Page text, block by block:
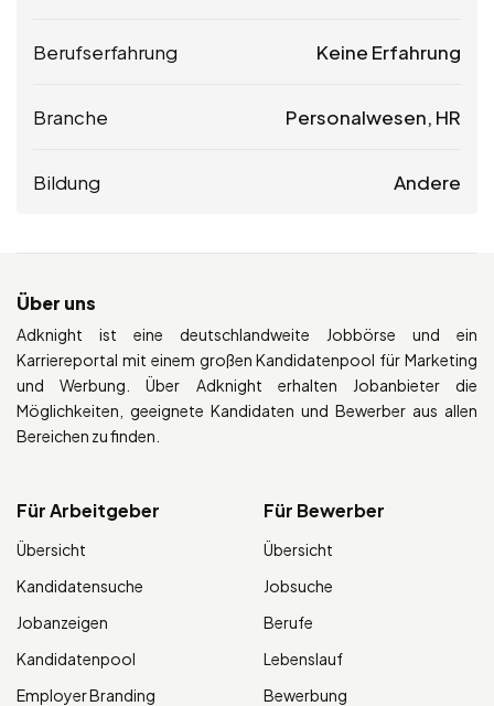
Berufserfahrung Keine Erfahrung
Branche Personalwesen, HR
Bildung Andere
Über uns
Adknight ist eine deutschlandweite Jobbörse und ein
Karriereportal mit einem großen Kandidatenpool für Marketing
und Werbung. Über Adknight erhalten Jobanbieter die
Möglichkeiten, geeignete Kandidaten und Bewerber aus allen
Bereichen zu finden.
Für Arbeitgeber
Übersicht
Kandidatensuche
Jobanzeigen
Kandidatenpool
Employer Branding
Für Bewerber
Übersicht
Jobsuche
Berufe
Lebenslauf
Bewerbung